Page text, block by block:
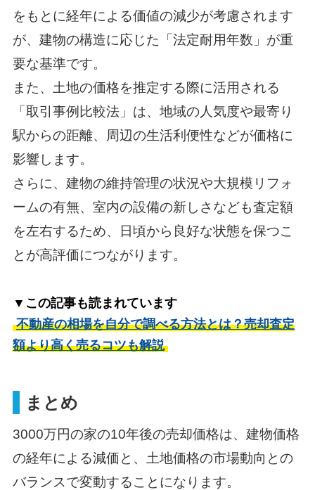
をもとに経年による価値の減少が考慮されます
が、建物の構造に応じた「法定耐用年数」が重
要な基準です。
また、土地の価格を推定する際に活用される
「取引事例比較法」は、地域の人気度や最寄り
駅からの距離、周辺の生活利便性などが価格に
影響します。
さらに、建物の維持管理の状況や大規模リフォ
ームの有無、室内の設備の新しさなども査定額
を左右するため、日頃から良好な状態を保つこ
とが高評価につながります。
▼この記事も読まれています
不動産の相場を自分で調べる方法とは？売却査定
額より高く売るコツも解説
まとめ
3000万円の家の10年後の売却価格は、建物価格
の経年による減価と、土地価格の市場動向との
バランスで変動することになります。